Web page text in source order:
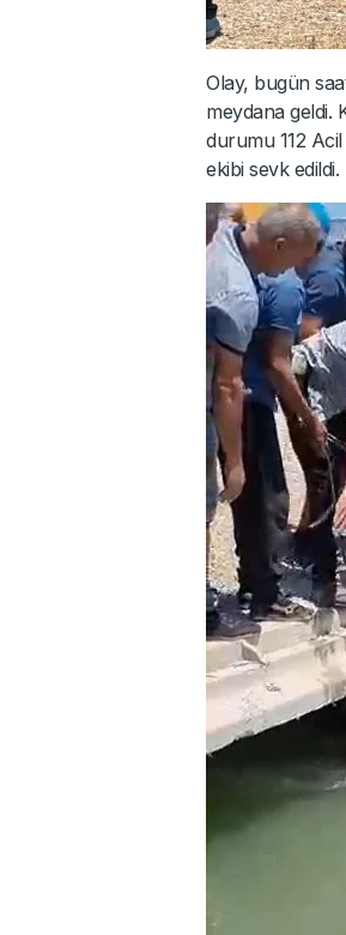
Olay, bugün
meydana geldi.
durumu 112
ekibi sevk edildi.